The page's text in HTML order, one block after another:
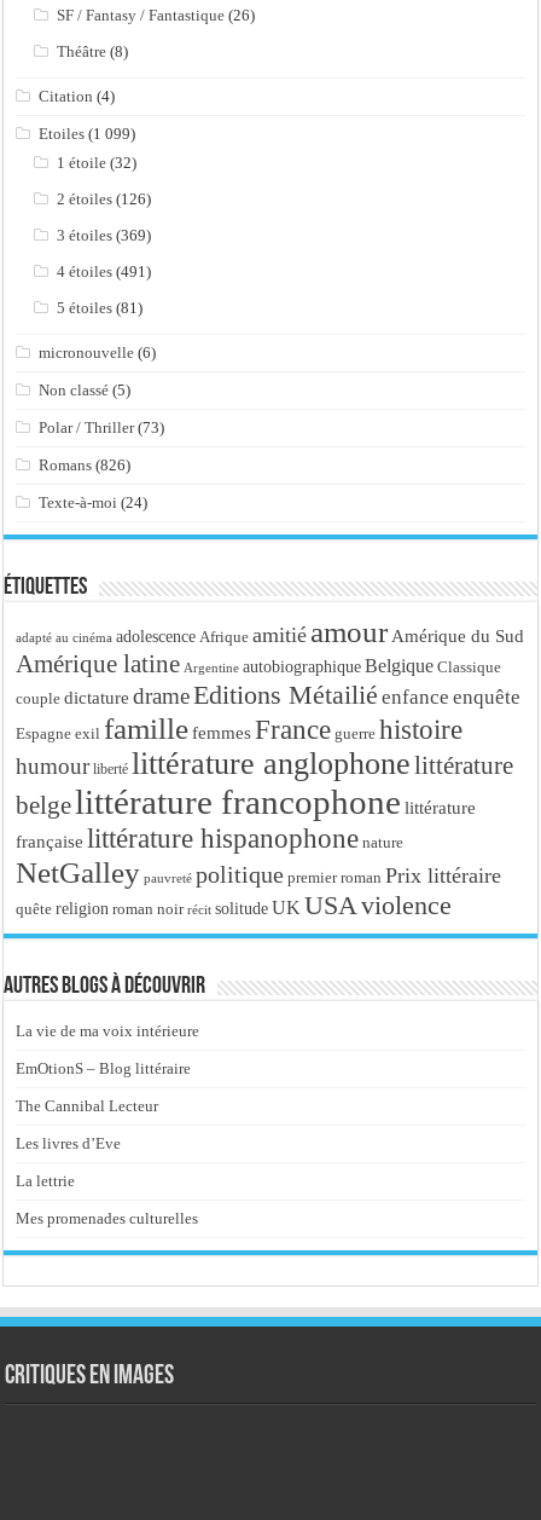
SF / Fantasy / Fantastique (26)
Théâtre (8)
Citation (4)
Etoiles (1 099)
1 étoile (32)
2 étoiles (126)
3 étoiles (369)
4 étoiles (491)
5 étoiles (81)
micronouvelle (6)
Non classé (5)
Polar / Thriller(73)
Romans (826)
Texte-à-moi (24)
Étiquettes
adapté au cinéma adolescence Afrique amitié amour Amérique du Sud
Amérique latine Argentine autobiographique Belgique Classique
couple dictature drameEditions Métailié enfance enquête
Espagne exil famille femmes France guerre histoire
humour liberté littérature anglophonelittérature
belgelittérature francophone littérature
française littérature hispanophone nature
NetGalley pauvreté politique premier roman Prix littéraire
quête religion roman noir récit solitude UK USAviolence
Autres blogs à découvrir
La vie de ma voix intérieure
EmOtionS – Blog littéraire
The Cannibal Lecteur
Les livres d’Eve
La lettrie
Mes promenades culturelles
Critiques en images